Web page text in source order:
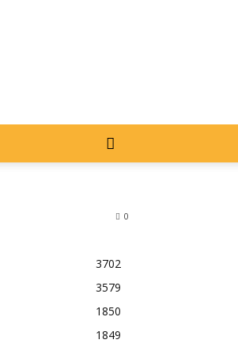
0
3702
3579
1850
1849